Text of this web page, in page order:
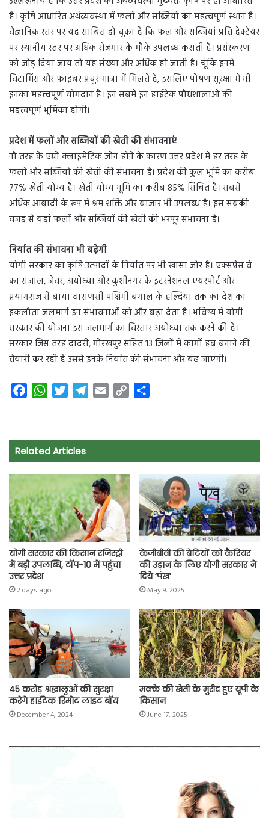
है। कृषि आधारित अर्थव्यवस्था में फलों और सब्जियों का महत्वपूर्ण स्थान है।
वैज्ञानिक स्तर पर यह साबित हो चुका है कि फल और सब्जियां प्रति हेक्टेयर
पर स्थानीय स्तर पर अधिक रोजगार के मौके उपलब्ध कराती हैं। प्रसंस्करण
को जोड़ दिया जाय तो यह संख्या और अधिक हो जाती है। चूंकि इनमे
विटामिंस और फाइबर प्रचुर मात्रा में मिलते हैं, इसलिए पोषण सुरक्षा में भी
इनका महत्त्वपूर्ण योगदान है। इन सबमें इन हाईटेक पौधशालाओं की
महत्त्वपूर्ण भूमिका होगी।
प्रदेश में फलों और सब्जियों की खेती की संभावनाएं
नौ तरह के एग्रो क्लाइमेटिक जोन होने के कारण उत्तर प्रदेश में हर तरह के
फलों और सब्जियों की खेती की संभावना है। प्रदेश की कुल भूमि का करीब
77% खेती योग्य है। खेती योग्य भूमि का करीब 85% सिंचित है। सबसे
अधिक आबादी के रूप में श्रम शक्ति और बाजार भी उपलब्ध है। इस सबकी
वजह से यहां फलों और सब्जियों की खेती की भरपूर संभावना है।
निर्यात की संभावना भी बढ़ेगी
योगी सरकार का कृषि उत्पादों के निर्यात पर भी खासा जोर है। एक्सप्रेस वे
का संजाल, जेवर, अयोध्या और कुशीनगर के इंटरनेशनल एयरपोर्ट और
प्रयागराज से बाया वाराणसी पश्चिमी बंगाल के हल्दिया तक का देश का
इकलौता जलमार्ग इन संभावनाओं को और बढ़ा देता है। भविष्य में योगी
सरकार की योजना इस जलमार्ग का विस्तार अयोध्या तक करने की है।
सरकार जिस तरह दादरी, गोरखपुर सहित 13 जिलों में कार्गो हब बनाने की
तैयारी कर रही है उससे इनके निर्यात की संभावना और बढ़ जाएगी।
e
b
k
W
t
s
p
p
t
t
r
e
a
m
i
y
n
k
r
Related Articles
योगी सरकार की किसान रजिस्ट्री
में बड़ी उपलब्धि, टॉप-10 में पहुंचा
उत्तर प्रदेश
2 days ago
केजीबीवी की बेटियों को कैरियर
की उड़ान के लिए योगी सरकार ने
दिये ‘पंख’
May 9, 2025
45 करोड़ श्रद्धालुओं की सुरक्षा
करेंगे हाईटेक रिमोट लाइट बॉय
December 4, 2024
मक्के की खेती के मुरीद हुए यूपी के
किसान
June 17, 2025